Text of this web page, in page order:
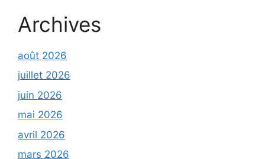
Archives
août 2026
juillet 2026
juin 2026
mai 2026
avril 2026
mars 2026